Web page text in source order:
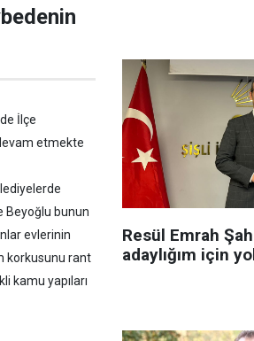
İlçe
etmekte
Beyoğlu bunun
evlerinin
korkusunu rant
kamu yapıları
Resül Emrah
adaylığım için